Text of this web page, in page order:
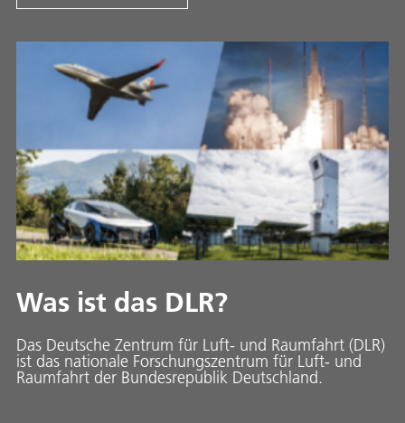
Was ist das DLR?
Das Deutsche Zentrum für Luft- und Raumfahrt (DLR)
ist das nationale Forschungszentrum für Luft- und
Raumfahrt der Bundesrepublik Deutschland.